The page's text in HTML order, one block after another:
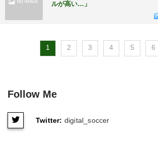
ルが高い…」
1 2 3 4 5 6
Follow Me
Twitter: digital_soccer